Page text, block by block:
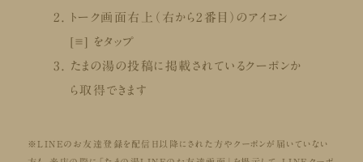
トーク画面右上（右から2番目）のアイコン
[≡]
をタップ
たまの湯の投稿に掲載されているクーポンか
ら取得できます
※LINEのお友達登録を配信日以降にされた方やクーポンが届いていない